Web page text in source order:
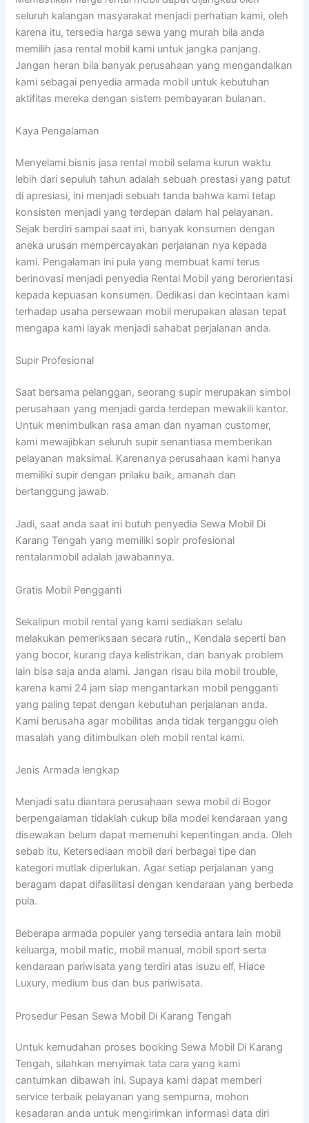
seluruh kalangan masyarakat menjadi perhatian kami, oleh
karena itu, tersedia harga sewa yang murah bila anda
memilih jasa rental mobil kami untuk jangka panjang.
Jangan heran bila banyak perusahaan yang mengandalkan
kami sebagai penyedia armada mobil untuk kebutuhan
aktifitas mereka dengan sistem pembayaran bulanan.
Kaya Pengalaman
Menyelami bisnis jasa rental mobil selama kurun waktu
lebih dari sepuluh tahun adalah sebuah prestasi yang patut
di apresiasi, ini menjadi sebuah tanda bahwa kami tetap
konsisten menjadi yang terdepan dalam hal pelayanan.
Sejak berdiri sampai saat ini, banyak konsumen dengan
aneka urusan mempercayakan perjalanan nya kepada
kami. Pengalaman ini pula yang membuat kami terus
berinovasi menjadi penyedia Rental Mobil yang berorientasi
kepada kepuasan konsumen. Dedikasi dan kecintaan kami
terhadap usaha persewaan mobil merupakan alasan tepat
mengapa kami layak menjadi sahabat perjalanan anda.
Supir Profesional
Saat bersama pelanggan, seorang supir merupakan simbol
perusahaan yang menjadi garda terdepan mewakili kantor.
Untuk menimbulkan rasa aman dan nyaman customer,
kami mewajibkan seluruh supir senantiasa memberikan
pelayanan maksimal. Karenanya perusahaan kami hanya
memiliki supir dengan prilaku baik, amanah dan
bertanggung jawab.
Jadi, saat anda saat ini butuh penyedia Sewa Mobil Di
Karang Tengah yang memiliki sopir profesional
rentalanmobil adalah jawabannya.
Gratis Mobil Pengganti
Sekalipun mobil rental yang kami sediakan selalu
melakukan pemeriksaan secara rutin,, Kendala seperti ban
yang bocor, kurang daya kelistrikan, dan banyak problem
lain bisa saja anda alami. Jangan risau bila mobil trouble,
karena kami 24 jam siap mengantarkan mobil pengganti
yang paling tepat dengan kebutuhan perjalanan anda.
Kami berusaha agar mobilitas anda tidak terganggu oleh
masalah yang ditimbulkan oleh mobil rental kami.
Jenis Armada lengkap
Menjadi satu diantara perusahaan sewa mobil di Bogor
berpengalaman tidaklah cukup bila model kendaraan yang
disewakan belum dapat memenuhi kepentingan anda. Oleh
sebab itu, Ketersediaan mobil dari berbagai tipe dan
kategori mutlak diperlukan. Agar setiap perjalanan yang
beragam dapat difasilitasi dengan kendaraan yang berbeda
pula.
Beberapa armada populer yang tersedia antara lain mobil
keluarga, mobil matic, mobil manual, mobil sport serta
kendaraan pariwisata yang terdiri atas isuzu elf, Hiace
Luxury, medium bus dan bus pariwisata.
Prosedur Pesan Sewa Mobil Di Karang Tengah
Untuk kemudahan proses booking Sewa Mobil Di Karang
Tengah, silahkan menyimak tata cara yang kami
cantumkan dibawah ini. Supaya kami dapat memberi
service terbaik pelayanan yang sempurna, mohon
kesadaran anda untuk mengirimkan informasi data diri